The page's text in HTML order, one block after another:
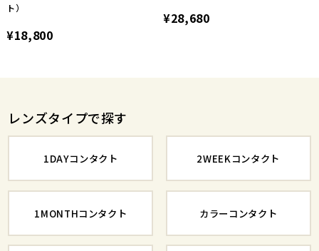
ト）
¥18,800
¥28,680
レンズタイプで探す
1DAYコンタクト 2WEEKコンタクト
1MONTHコンタクト カラーコンタクト